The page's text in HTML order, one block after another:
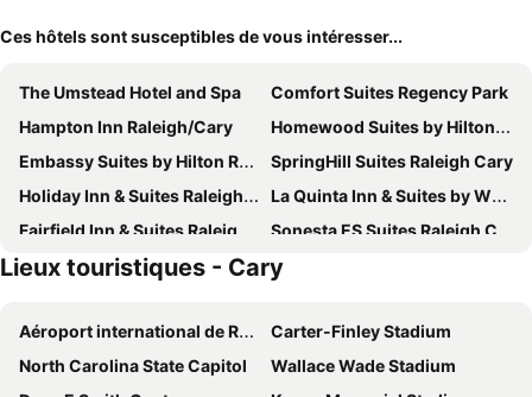
Ces hôtels sont susceptibles de vous intéresser...
The Umstead Hotel and Spa
Comfort Suites Regency Park
Hampton Inn Raleigh/Cary
Homewood Suites by Hilton Raleigh/Cary
Embassy Suites by Hilton Raleigh Durham Research Triangle
SpringHill Suites Raleigh Cary
Holiday Inn & Suites Raleigh-cary (i-40 @walnut St) By Ihg
La Quinta Inn & Suites by Wyndham Raleigh Cary
Fairfield Inn & Suites Raleigh Cary
Sonesta ES Suites Raleigh Cary
DoubleTree by Hilton Raleigh - Cary
Hilton Garden Inn Raleigh-Cary
Sonesta Select Raleigh Durham Airport Morrisville
Courtyard by Marriott Raleigh Cary
Red Roof Inn Raleigh Southwest - Cary
TownePlace Suites Raleigh Cary/Weston Parkway
Lieux touristiques - Cary
Aéroport international de Raleigh-Durham
Carter-Finley Stadium
North Carolina State Capitol
Wallace Wade Stadium